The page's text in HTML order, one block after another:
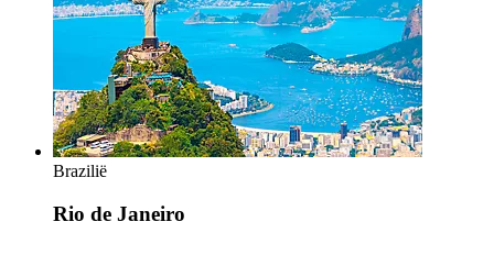
Brazilië
Rio de Janeiro